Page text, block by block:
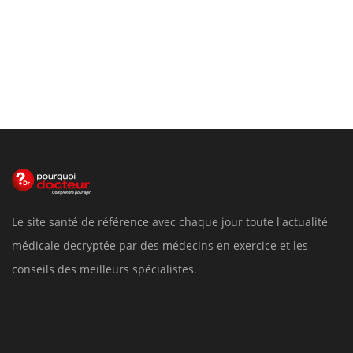
Le site santé de référence avec chaque jour toute l'actualité
médicale decryptée par des médecins en exercice et les
conseils des meilleurs spécialistes.